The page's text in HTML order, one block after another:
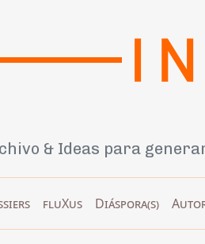
& Ideas para
fluXus Diáspora(s)